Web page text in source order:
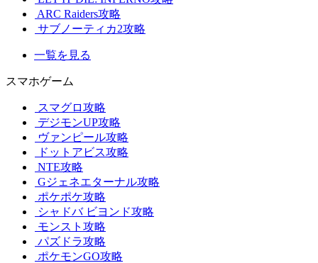
ARC Raiders攻略
サブノーティカ2攻略
一覧を見る
スマホゲーム
スマグロ攻略
デジモンUP攻略
ヴァンピール攻略
ドットアビス攻略
NTE攻略
Gジェネエターナル攻略
ポケポケ攻略
シャドバ ビヨンド攻略
モンスト攻略
パズドラ攻略
ポケモンGO攻略